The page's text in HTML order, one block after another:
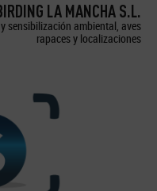
LA MANCHA S.L.
sensibilización ambiental, aves
rapaces y localizaciones